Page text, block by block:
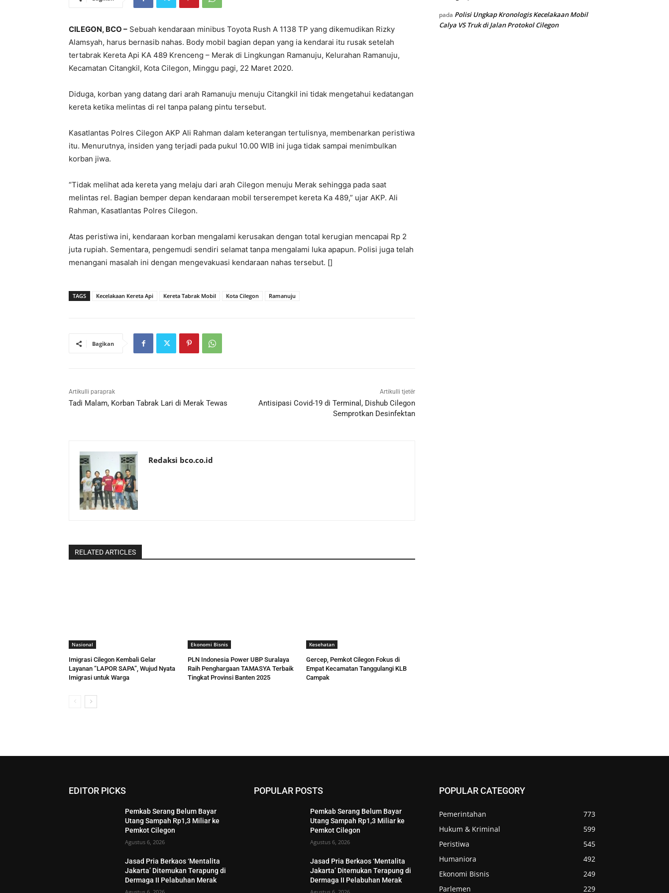
CILEGON, BCO – Sebuah kendaraan minibus Toyota Rush A 1138 TP yang dikemudikan Rizky
Alamsyah, harus bernasib nahas. Body mobil bagian depan yang ia kendarai itu rusak setelah
tertabrak Kereta Api KA 489 Krenceng – Merak di Lingkungan Ramanuju, Kelurahan Ramanuju,
Kecamatan Citangkil, Kota Cilegon, Minggu pagi, 22 Maret 2020.
Diduga, korban yang datang dari arah Ramanuju menuju Citangkil ini tidak mengetahui kedatangan
kereta ketika melintas di rel tanpa palang pintu tersebut.
Kasatlantas Polres Cilegon AKP Ali Rahman dalam keterangan tertulisnya, membenarkan peristiwa
itu. Menurutnya, insiden yang terjadi pada pukul 10.00 WIB ini juga tidak sampai menimbulkan
korban jiwa.
“Tidak melihat ada kereta yang melaju dari arah Cilegon menuju Merak sehingga pada saat
melintas rel. Bagian bemper depan kendaraan mobil terserempet kereta Ka 489,” ujar AKP. Ali
Rahman, Kasatlantas Polres Cilegon.
Atas peristiwa ini, kendaraan korban mengalami kerusakan dengan total kerugian mencapai Rp 2
juta rupiah. Sementara, pengemudi sendiri selamat tanpa mengalami luka apapun. Polisi juga telah
menangani masalah ini dengan mengevakuasi kendaraan nahas tersebut. []
TAGS Kecelakaan Kereta Api Kereta Tabrak Mobil Kota Cilegon Ramanuju
Bagikan
Artikulli paraprak
Tadi Malam, Korban Tabrak Lari di Merak Tewas
Artikulli tjetër
Antisipasi Covid-19 di Terminal, Dishub Cilegon
Semprotkan Desinfektan
Redaksi bco.co.id
RELATED ARTICLES
Nasional
Imigrasi Cilegon Kembali Gelar
Layanan “LAPOR SAPA”, Wujud Nyata
Imigrasi untuk Warga
Ekonomi Bisnis
PLN Indonesia Power UBP Suralaya
Raih Penghargaan TAMASYA Terbaik
Tingkat Provinsi Banten 2025
Kesehatan
Gercep, Pemkot Cilegon Fokus di
Empat Kecamatan Tanggulangi KLB
Campak
pada Polisi Ungkap Kronologis Kecelakaan Mobil
Calya VS Truk di Jalan Protokol Cilegon
EDITOR PICKS
Pemkab Serang Belum Bayar
Utang Sampah Rp1,3 Miliar ke
Pemkot Cilegon
Agustus 6, 2026
Jasad Pria Berkaos ‘Mentalita
Jakarta’ Ditemukan Terapung di
Dermaga II Pelabuhan Merak
POPULAR POSTS
Pemkab Serang Belum Bayar
Utang Sampah Rp1,3 Miliar ke
Pemkot Cilegon
Agustus 6, 2026
Jasad Pria Berkaos ‘Mentalita
Jakarta’ Ditemukan Terapung di
Dermaga II Pelabuhan Merak
POPULAR CATEGORY
Pemerintahan
773
Hukum & Kriminal
599
Peristiwa
545
Humaniora
492
Ekonomi Bisnis
249
Parlemen
229